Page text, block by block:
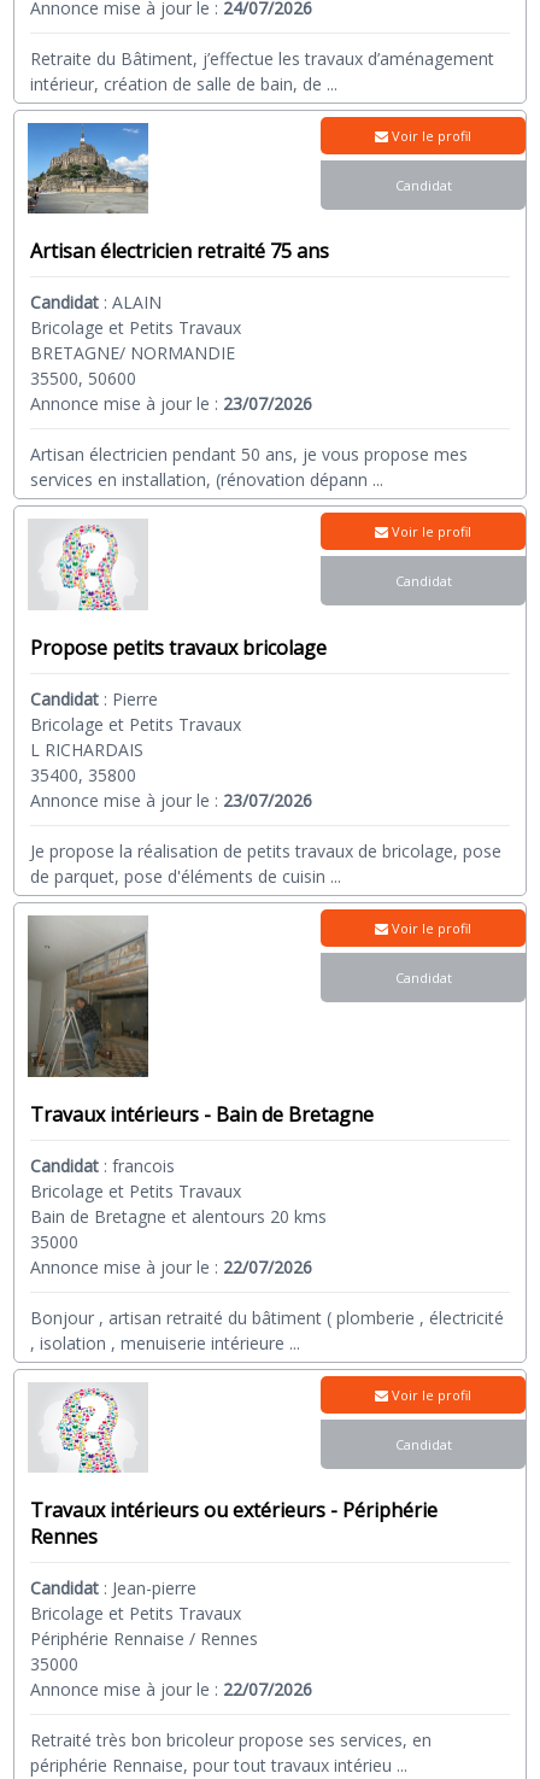
Annonce mise à jour le : 24/07/2026
Retraite du Bâtiment, j’effectue les travaux d’aménagement
intérieur, création de salle de bain, de ...
Artisan électricien retraité 75 ans
Candidat :ALAIN
Bricolage et Petits Travaux
BRETAGNE/ NORMANDIE
35500, 50600
Annonce mise à jour le : 23/07/2026
Artisan électricien pendant 50 ans, je vous propose mes
services en installation, (rénovation dépann ...
Voir le profil
Candidat
Propose petits travaux bricolage
Candidat : Pierre
Bricolage et Petits Travaux
L RICHARDAIS
35400, 35800
Annonce mise à jour le : 23/07/2026
Je propose la réalisation de petits travaux de bricolage, pose
de parquet, pose d'éléments de cuisin ...
Voir le profil
Candidat
Travaux intérieurs - Bain de Bretagne
Candidat :francois
Bricolage et Petits Travaux
Bain de Bretagne et alentours 20 kms
35000
Annonce mise à jour le : 22/07/2026
Bonjour , artisan retraité du bâtiment ( plomberie , électricité
, isolation , menuiserie intérieure ...
Voir le profil
Candidat
Travaux intérieurs ou extérieurs - Périphérie
Rennes
Candidat : Jean-pierre
Bricolage et Petits Travaux
Périphérie Rennaise / Rennes
35000
Annonce mise à jour le : 22/07/2026
Retraité très bon bricoleur propose ses services, en
périphérie Rennaise, pour tout travaux intérieu ...
Voir le profil
Candidat